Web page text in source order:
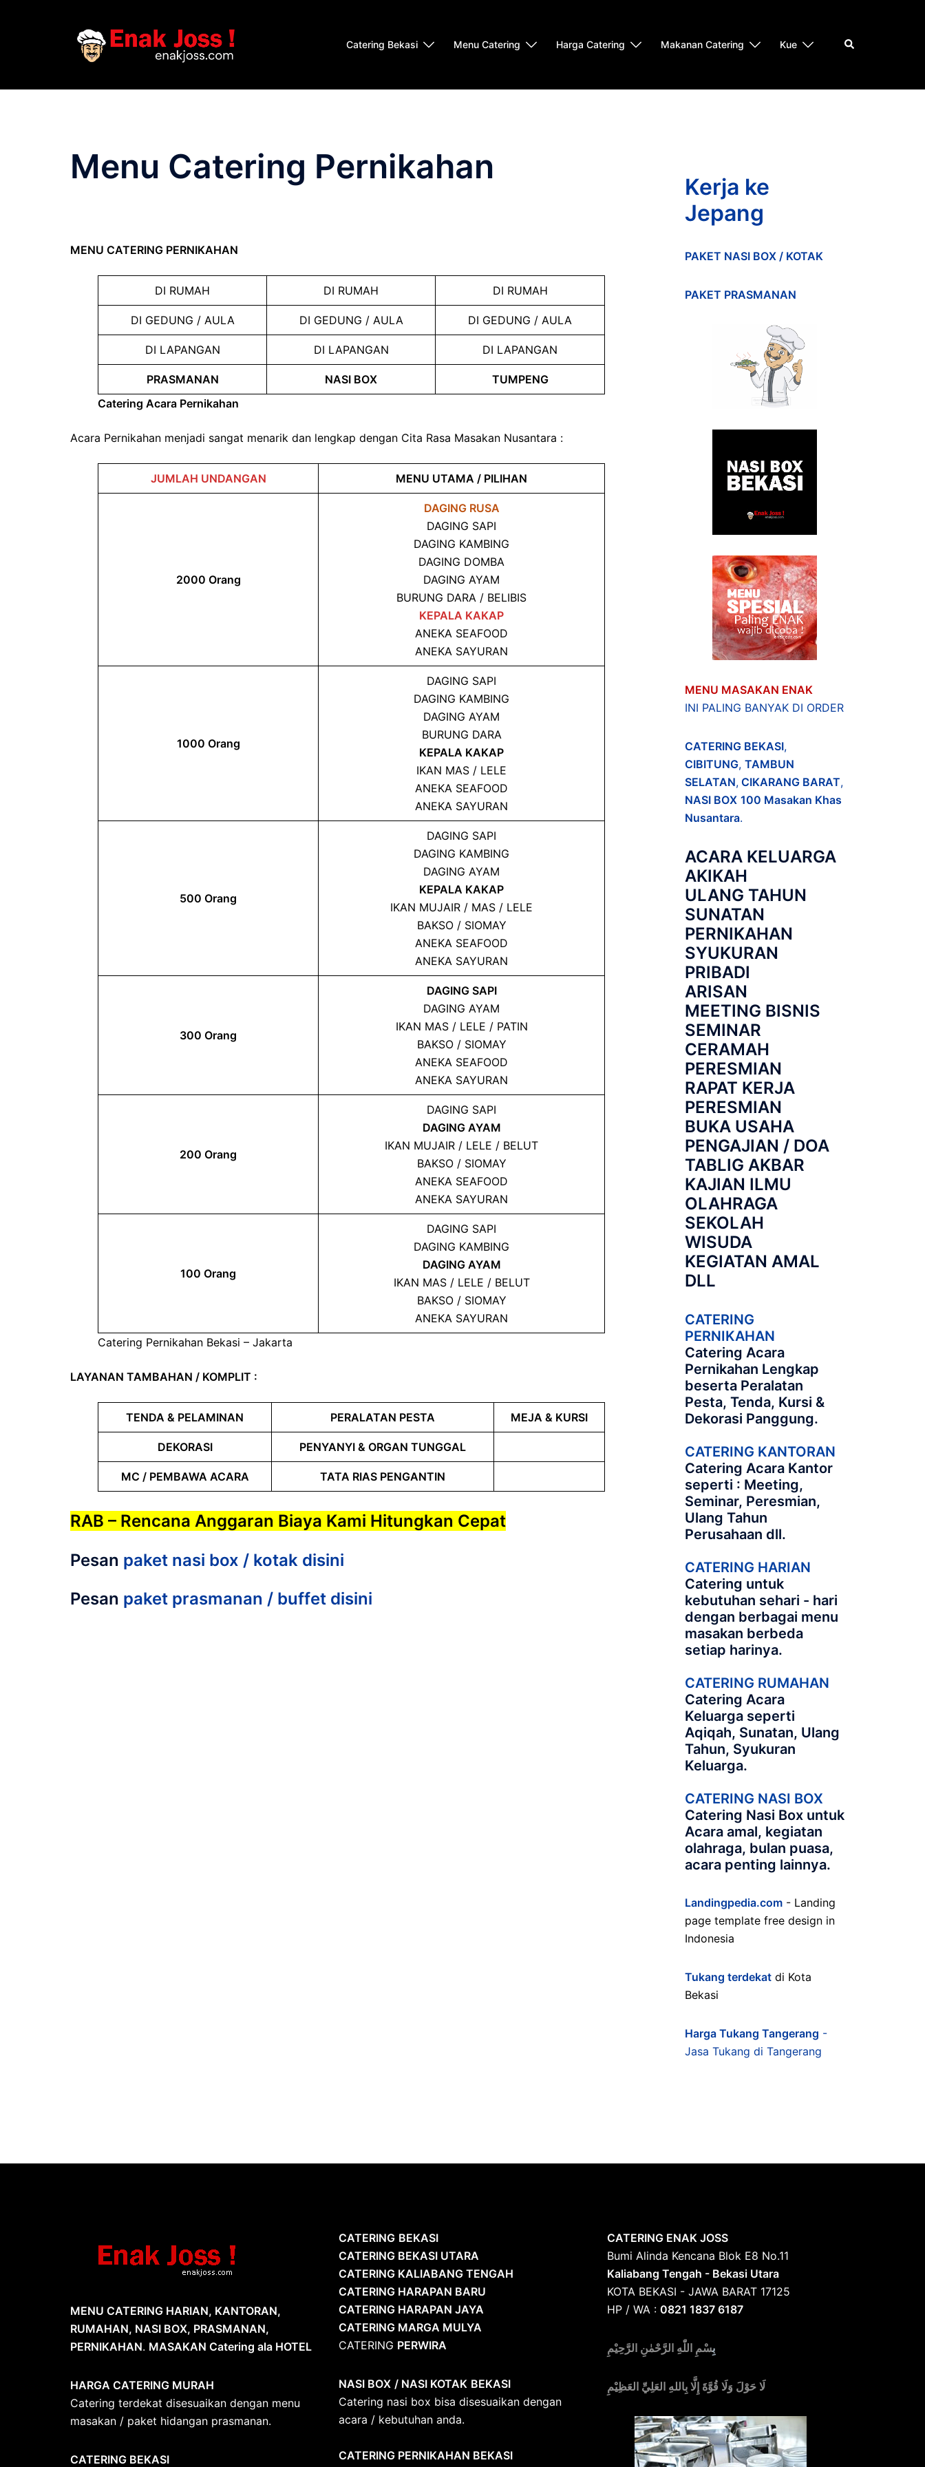
Catering Bekasi Menu Catering Harga Catering Makanan Catering Kue Search
Menu Catering Pernikahan
MENU CATERING PERNIKAHAN
DI RUMAH DI RUMAH DI RUMAH
DI GEDUNG / AULA DI GEDUNG / AULA DI GEDUNG / AULA
DI LAPANGAN DI LAPANGAN DI LAPANGAN
PRASMANAN NASI BOX
TUMPENG
Catering Acara Pernikahan
Acara Pernikahan menjadi sangat menarik dan lengkap dengan Cita Rasa Masakan Nusantara :
JUMLAH UNDANGAN MENU UTAMA / PILIHAN
2000 Orang
DAGING RUSA
DAGING SAPI
DAGING KAMBING
DAGING DOMBA
DAGING AYAM
BURUNG DARA / BELIBIS
KEPALA KAKAP
ANEKA SEAFOOD
ANEKA SAYURAN
1000 Orang
DAGING SAPI
DAGING KAMBING
DAGING AYAM
BURUNG DARA
KEPALA KAKAP
IKAN MAS / LELE
ANEKA SEAFOOD
ANEKA SAYURAN
500 Orang
DAGING SAPI
DAGING KAMBING
DAGING AYAM
KEPALA KAKAP
IKAN MUJAIR / MAS / LELE
BAKSO / SIOMAY
ANEKA SEAFOOD
ANEKA SAYURAN
300 Orang
DAGING SAPI
DAGING AYAM
IKAN MAS / LELE / PATIN
BAKSO / SIOMAY
ANEKA SEAFOOD
ANEKA SAYURAN
200 Orang
DAGING SAPI
DAGING AYAM
IKAN MUJAIR / LELE / BELUT
BAKSO / SIOMAY
ANEKA SEAFOOD
ANEKA SAYURAN
100 Orang
DAGING SAPI
DAGING KAMBING
DAGING AYAM
IKAN MAS / LELE / BELUT
BAKSO / SIOMAY
ANEKA SAYURAN
Catering Pernikahan Bekasi – Jakarta
LAYANAN TAMBAHAN / KOMPLIT :
TENDA & PELAMINAN PERALATAN PESTA MEJA & KURSI
DEKORASI PENYANYI & ORGAN TUNGGAL
MC / PEMBAWA ACARA TATA RIAS PENGANTIN
RAB – Rencana Anggaran Biaya Kami Hitungkan Cepat
Pesan paket nasi box / kotak disini
Pesan paket prasmanan / buffet disini
Kerja ke
Jepang
PAKET NASI BOX / KOTAK
PAKET PRASMANAN
MENU MASAKAN ENAK
INI PALING BANYAK DI ORDER
CATERING BEKASI,
CIBITUNG, TAMBUN
SELATAN,CIKARANG BARAT,
NASI BOX 100 Masakan Khas
Nusantara.
ACARA KELUARGA
AKIKAH
ULANG TAHUN
SUNATAN
PERNIKAHAN
SYUKURAN
PRIBADI
ARISAN
MEETING BISNIS
SEMINAR
CERAMAH
PERESMIAN
RAPAT KERJA
PERESMIAN
BUKA USAHA
PENGAJIAN / DOA
TABLIG AKBAR
KAJIAN ILMU
OLAHRAGA
SEKOLAH
WISUDA
KEGIATAN AMAL
DLL
CATERING
PERNIKAHAN
Catering Acara
Pernikahan Lengkap
beserta Peralatan
Pesta, Tenda, Kursi &
Dekorasi Panggung.
CATERING KANTORAN
Catering Acara Kantor
seperti : Meeting,
Seminar, Peresmian,
Ulang Tahun
Perusahaan dll.
CATERING HARIAN
Catering untuk
kebutuhan sehari - hari
dengan berbagai menu
masakan berbeda
setiap harinya.
CATERING RUMAHAN
Catering Acara
Keluarga seperti
Aqiqah, Sunatan, Ulang
Tahun, Syukuran
Keluarga.
CATERING NASI BOX
Catering Nasi Box untuk
Acara amal, kegiatan
olahraga, bulan puasa,
acara penting lainnya.
Landingpedia.com - Landing
page template free design in
Indonesia
Tukang terdekatdi Kota
Bekasi
Harga Tukang Tangerang -
Jasa Tukang di Tangerang
MENU CATERING HARIAN, KANTORAN,
RUMAHAN, NASI BOX, PRASMANAN,
PERNIKAHAN. MASAKAN Catering ala HOTEL
HARGA CATERING MURAH
Catering terdekat disesuaikan dengan menu
masakan / paket hidangan prasmanan.
CATERING BEKASI
CATERING BEKASI
CATERING BEKASI UTARA
CATERING KALIABANG TENGAH
CATERING HARAPAN BARU
CATERING HARAPAN JAYA
CATERING MARGA MULYA
CATERING PERWIRA
NASI BOX / NASI KOTAK BEKASI
Catering nasi box bisa disesuaikan dengan
acara / kebutuhan anda.
CATERING PERNIKAHAN BEKASI
CATERING ENAK JOSS
Bumi Alinda Kencana Blok E8 No.11
Kaliabang Tengah - Bekasi Utara
KOTA BEKASI - JAWA BARAT 17125
HP / WA : 0821 1837 6187
بِسْمِ اللّٰهِ الرَّحْمٰنِ الرَّحِيْمِ
لَا حَوْلَ وَلَا قُوَّةَ إِلَّا بِاللهِ العَلِيِّ العَظِيْمِ